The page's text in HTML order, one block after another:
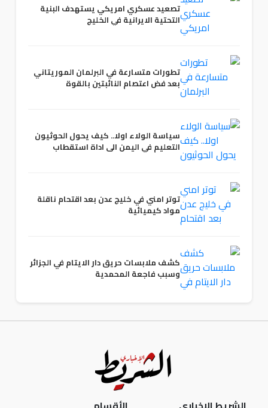
تصعيد عسكري امريكي يستهدف البنية
التحتية الايرانية في الخليج
تطورات متسارعة في البرلمان الموريتاني
بعد فض اعتصام النائبتين بالقوة
سياسة الولاء اولا.. كيف يحول الحوثيون
التعليم في اليمن الى اداة استقطاب
توتر امني في خليج عدن بعد اقتحام ناقلة
مواد كيميائية
كشف ملابسات حريق دار الايتام في الجزائر
وسبب فاجعة المحمدية